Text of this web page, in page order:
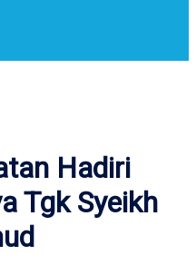
Hadiri
Tgk Syeikh